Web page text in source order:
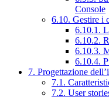
Console
6.10. Gestire i
6.10.1.
6.10.2.
6.10.3.
6.10.4.
7. Progettazione
7.1.
7.2. User